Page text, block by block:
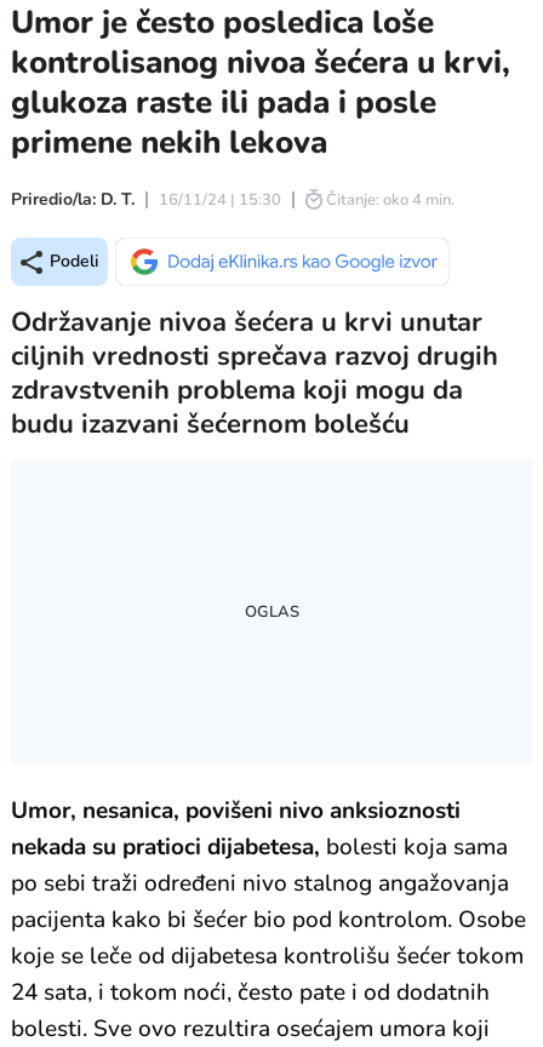
Umor je često posledica loše
kontrolisanog nivoa šećera u krvi,
glukoza raste ili pada i posle
primene nekih lekova
Priredio/la: D. T. 16/11/24 | 15:30 Čitanje: oko 4 min.
Podeli
Održavanje nivoa šećera u krvi unutar
ciljnih vrednosti sprečava razvoj drugih
zdravstvenih problema koji mogu da
budu izazvani šećernom bolešću
Umor, nesanica, povišeni nivo anksioznosti
nekada su pratioci dijabetesa, bolesti koja sama
po sebi traži određeni nivo stalnog angažovanja
pacijenta kako bi šećer bio pod kontrolom. Osobe
koje se leče od dijabetesa kontrolišu šećer tokom
24 sata, i tokom noći, često pate i od dodatnih
bolesti. Sve ovo rezultira osećajem umora koji